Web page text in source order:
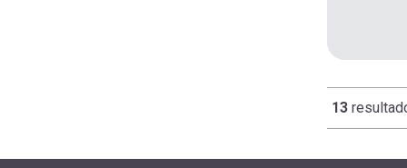
13